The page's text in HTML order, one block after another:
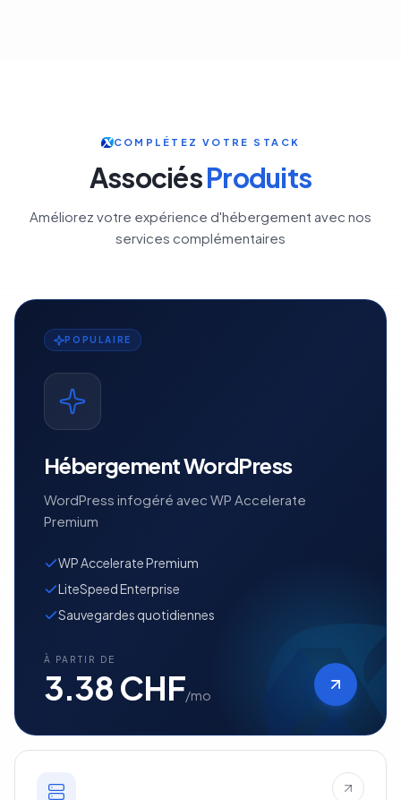
COMPLÉTEZ VOTRE STACK
AssociésProduits
Améliorez votre expérience d'hébergement avec nos
services complémentaires
POPULAIRE
Hébergement WordPress
WordPress infogéré avec WP Accelerate
Premium
WP Accelerate Premium
LiteSpeed Enterprise
Sauvegardes quotidiennes
À PARTIR DE
3.38 CHF/mo